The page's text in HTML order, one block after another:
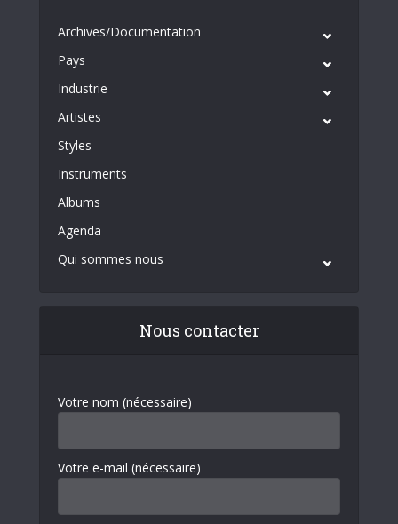
Archives/Documentation
Pays
Industrie
Artistes
Styles
Instruments
Albums
Agenda
Qui sommes nous
Nous contacter
Votre nom (nécessaire)
Votre e-mail (nécessaire)